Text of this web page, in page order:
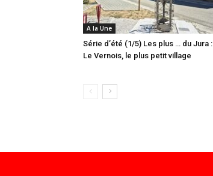
A la Une
Série d’été (1/5) Les plus … du Jura :
Le Vernois, le plus petit village